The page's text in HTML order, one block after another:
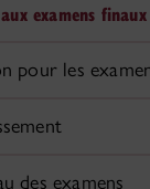
examens finaux
pour les
des examens